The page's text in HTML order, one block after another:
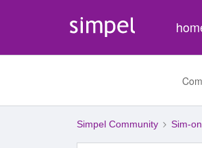
Simpel Community Sim-